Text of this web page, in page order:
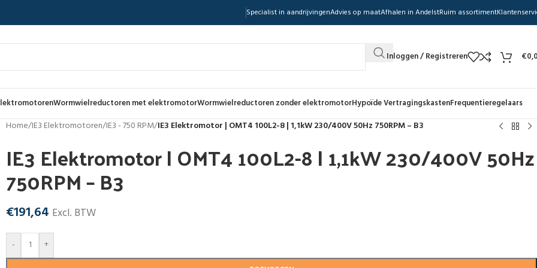
Specialist in aandrijvingenAdvies op maatAfhalen in AndelstRuim assortiment
Inloggen / Registreren €
Wormwielreductoren met elektromotorWormwielreductoren zonder elektromotorHypoïde VertragingskastenFrequentieregelaars
Home/IE3 Elektromotoren/IE3 - 750 RPM/IE3 Elektromotor | OMT4 100L2-8 | 1,1kW 230/400V 50Hz 750RPM – B3
IE3 Elektromotor | OMT4 100L2-8 | 1,1kW 230/400V 50Hz
750RPM – B3
€191,64 Excl. BTW
- +